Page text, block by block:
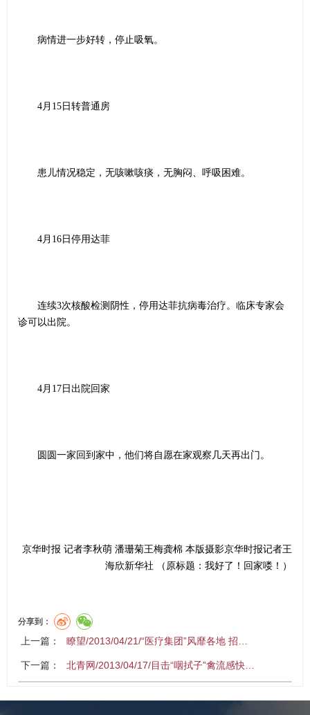
病情进一步好转，停止吸氧。
4月15日转普通房
患儿情况稳定，无咳嗽咳痰，无胸闷、呼吸困难。
4月16日停用达菲
连续3次核酸检测阴性，停用达菲抗病毒治疗。临床专家会
诊可以出院。
4月17日出院回家
圆圆一家回到家中，他们将自愿在家观察几天再出门。
京华时报 记者李秋萌 潘珊菊王梅龚棉 本版摄影京华时报记者王
海欣新华社 （原标题：我好了！回家喽！）
分享到：
上一篇： 瞭望/2013/04/21/“医疗集团”风靡各地 招…
下一篇： 北青网/2013/04/17/目击“咽拭子”禽流感快…